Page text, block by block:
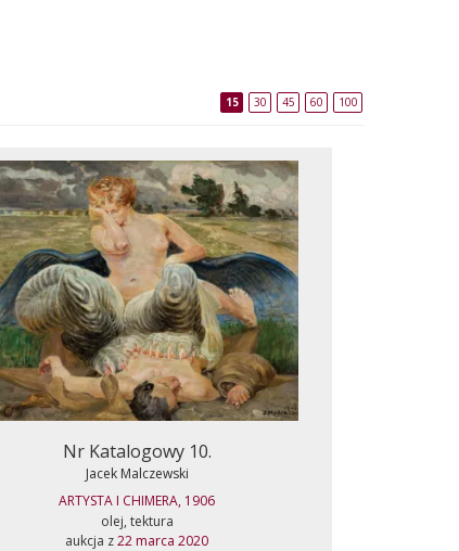
15 30 45 60 100
Nr Katalogowy 10.
Jacek Malczewski
ARTYSTA I CHIMERA, 1906
olej, tektura
aukcja z22 marca 2020